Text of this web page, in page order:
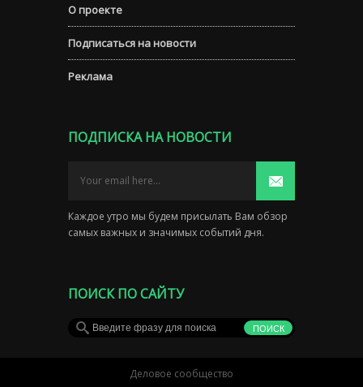
О проекте
Подписаться на новости
Реклама
ПОДПИСКА НА НОВОСТИ
Каждое утро мы будем присылать Вам обзор
самых важных и значимых событий дня.
ПОИСК ПО САЙТУ
Деловое сообщество